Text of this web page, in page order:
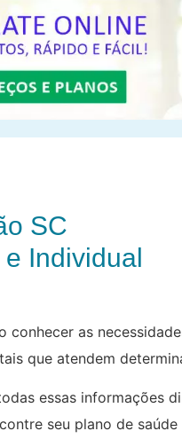
SC
Individual
conhecer as
que atendem
essas informações
seu plano de saúde